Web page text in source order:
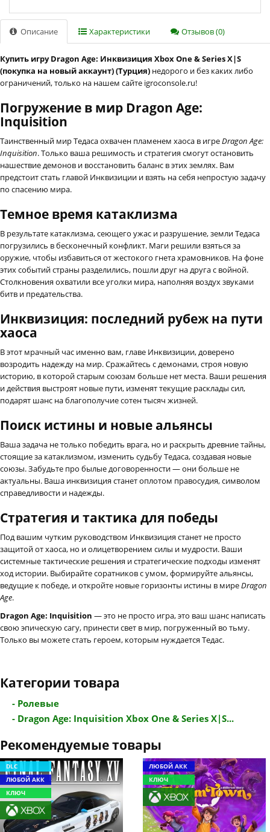
Описание Характеристики Отзывов (0)
Купить игру Dragon Age: Инквизиция Xbox One & Series X|S
(покупка на новый аккаунт) (Турция) недорого и без каких либо
ограничений, только на нашем сайте igroconsole.ru!
Погружение в мир Dragon Age:
Inquisition
Таинственный мир Тедаса охвачен пламенем хаоса в игреDragon Age:
Inquisition. Только ваша решимость и стратегия смогут остановить
нашествие демонов и восстановить баланс в этих землях. Вам
предстоит стать главой Инквизиции и взять на себя непростую задачу
по спасению мира.
Темное время катаклизма
В результате катаклизма, сеющего ужас и разрушение, земли Тедаса
погрузились в бесконечный конфликт. Маги решили взяться за
оружие, чтобы избавиться от жестокого гнета храмовников. На фоне
этих событий страны разделились, пошли друг на друга с войной.
Столкновения охватили все уголки мира, наполняя воздух звуками
битв и предательства.
Инквизиция: последний рубеж на пути
хаоса
В этот мрачный час именно вам, главе Инквизиции, доверено
возродить надежду на мир. Сражайтесь с демонами, строя новую
историю, в которой старым союзам больше нет места. Ваши решения
и действия выстроят новые пути, изменят текущие расклады сил,
подарят шанс на благополучие сотен тысяч жизней.
Поиск истины и новые альянсы
Ваша задача не только победить врага, но и раскрыть древние тайны,
стоящие за катаклизмом, изменить судьбу Тедаса, создавая новые
союзы. Забудьте про былые договоренности — они больше не
актуальны. Ваша инквизиция станет оплотом правосудия, символом
справедливости и надежды.
Стратегия и тактика для победы
Под вашим чутким руководством Инквизиция станет не просто
защитой от хаоса, но и олицетворением силы и мудрости. Ваши
системные тактические решения и стратегические подходы изменят
ход истории. Выбирайте соратников с умом, формируйте альянсы,
ведущие к победе, и откройте новые горизонты истины в миреDragon
Age.
Dragon Age: Inquisition — это не просто игра, это ваш шанс написать
свою эпическую сагу, принести свет в мир, погруженный во тьму.
Только вы можете стать героем, которым нуждается Тедас.
Категории товара
- Ролевые
- Dragon Age: Inquisition Xbox One & Series X|S...
Рекомендуемые товары
DLC
ЛЮБОЙ АКК
КЛЮЧ
ЛЮБОЙ АКК
КЛЮЧ